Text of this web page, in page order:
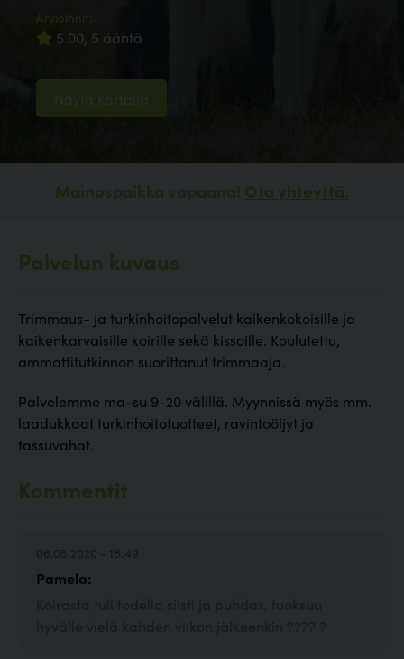
5.00, 5 ääntä
Näytä kartalla
Mainospaikka vapaana! Ota yhteyttä.
Palvelun kuvaus
Trimmaus- ja turkinhoitopalvelut kaikenkokoisille ja
kaikenkarvaisille koirille sekä kissoille. Koulutettu,
ammattitutkinnon suorittanut trimmaaja.
Palvelemme ma-su 9-20 välillä. Myynnissä myös mm.
laadukkaat turkinhoitotuotteet, ravintoöljyt ja
tassuvahat.
Kommentit
Pamela: